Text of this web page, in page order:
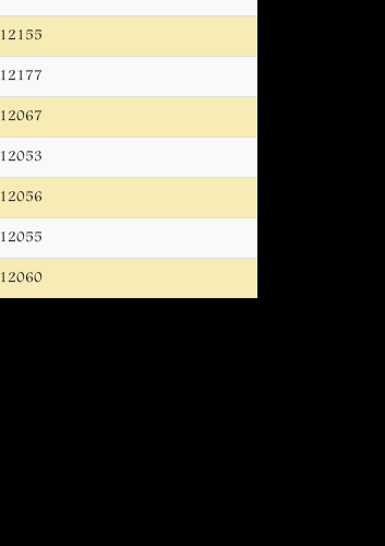
12155
12177
12067
12053
12056
12055
12060